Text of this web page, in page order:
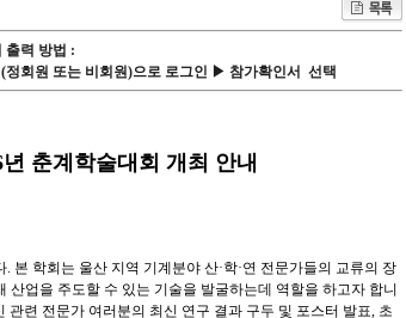
력 방법 :
회원 또는 비회원)으로 로그인 ▶ 참가확인서 선택
춘계학술대회 개최 안내
본 학회는 울산 지역 기계분야 산·학·연 전문가들의 교류의 장
업을 주도할 수 있는 기술을 발굴하는데 역할을 하고자 합니
관련 전문가 여러분의 최신 연구 결과 구두 및 포스터 발표, 초